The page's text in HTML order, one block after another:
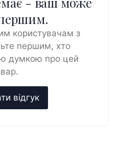
користувачам з
першим, хто
думкою про цей